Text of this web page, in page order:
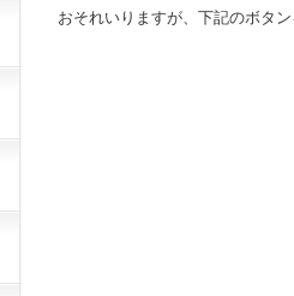
おそれいりますが、下記のボタ